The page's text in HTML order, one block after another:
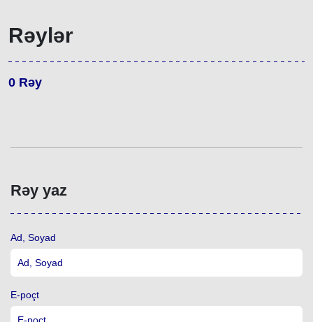
Rəylər
0 Rəy
Rəy yaz
Ad, Soyad
E-poçt